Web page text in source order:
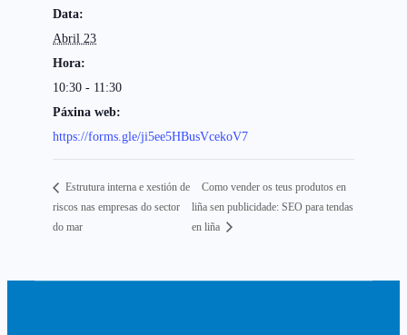
Data:
Abril 23
Hora:
10:30 - 11:30
Páxina web:
https://forms.gle/ji5ee5HBusVcekoV7
Estrutura interna e xestión de
riscos nas empresas do sector
do mar
Como vender os teus produtos en
liña sen publicidade: SEO para tendas
en liña